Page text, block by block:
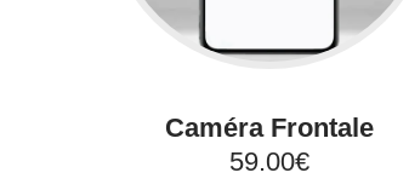
Caméra Frontale
59.00€